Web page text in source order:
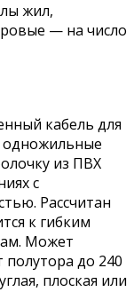
жил,
— на число
кабель для
одножильные
из ПВХ
с
Рассчитан
к гибким
Может
до 240
плоская или